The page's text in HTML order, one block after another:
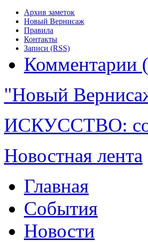
Архив заметок
Новый Вернисаж
Правила
Контакты
Записи (RSS)
Комментарии
"Новый
ИСКУССТВО:
Новостная лента
Главная
События
Новости